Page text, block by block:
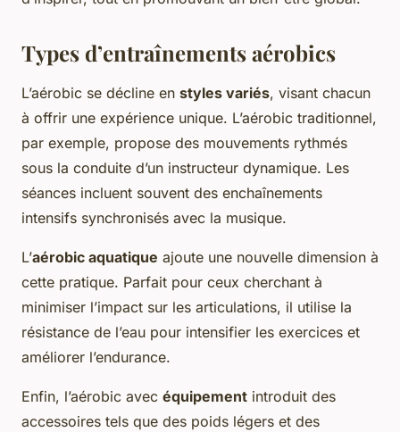
Types d’entraînements aérobics
L’aérobic se décline en styles variés, visant chacun
à offrir une expérience unique. L’aérobic traditionnel,
par exemple, propose des mouvements rythmés
sous la conduite d’un instructeur dynamique. Les
séances incluent souvent des enchaînements
intensifs synchronisés avec la musique.
L’aérobic aquatique ajoute une nouvelle dimension à
cette pratique. Parfait pour ceux cherchant à
minimiser l’impact sur les articulations, il utilise la
résistance de l’eau pour intensifier les exercices et
améliorer l’endurance.
Enfin, l’aérobic avec équipement introduit des
accessoires tels que des poids légers et des